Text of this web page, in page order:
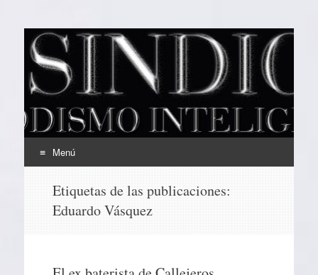
EL SINDICAL
Periodismo Inteligente
Menú
contenido
Etiquetas de las publicaciones:
Eduardo Vásquez